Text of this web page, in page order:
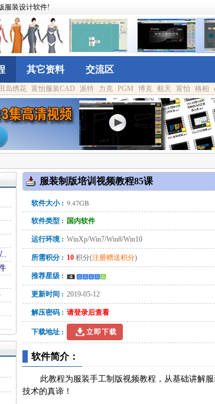
服装设计软件!
其它资料 交流区
田岛绣花 富怡服装CAD 派特 力克 PGM 博克 航天 富怡 格柏
服装制版培训视频教程85课
软件大小 : 9.47GB
软件类型 : 国内软件
运行环境 : WinXp/Win7/Win8/Win10
所需积分 : 10 积分(注册赠送积分)
推荐星级 :
更新时间 : 2019-05-12
解压密码 : 请登录后查看
下载地址 : 立即下载
软件简介：
此教程为服装手工制版视频教程，从基础讲解
技术的真谛！